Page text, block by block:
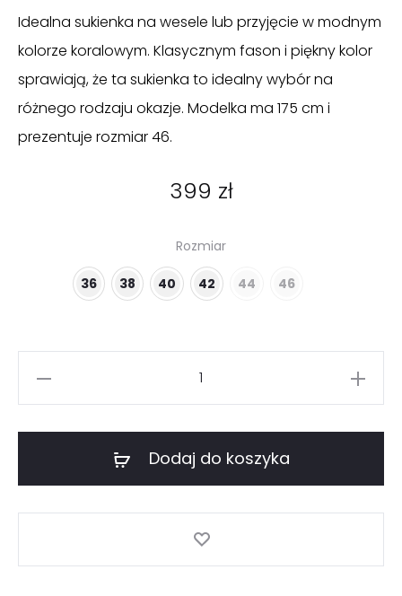
Idealna sukienka na wesele lub przyjęcie w modnym
kolorze koralowym. Klasycznym fason i piękny kolor
sprawiają, że ta sukienka to idealny wybór na
różnego rodzaju okazje. Modelka ma 175 cm i
prezentuje rozmiar 46.
399 zł
Rozmiar
36 38 40 42 44 46
Dodaj do koszyka